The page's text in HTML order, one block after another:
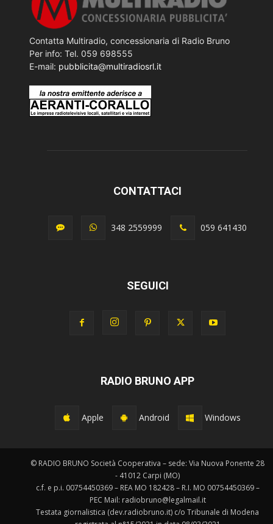
Contatta Multiradio, concessionaria di Radio Bruno
Per info: Tel. 059 698555
E-mail: pubblicita@multiradiosrl.it
CONTATTACI
348 2559999 059 641430
SEGUICI
RADIO BRUNO APP
Apple Android Windows
© RADIO BRUNO Società Cooperativa – sede: Via Nuova Ponente 28
- 41012 Carpi (MO)
c.f. e p.i. 00754450369 – REA MO 182428 – R.I. MO 00754450369 –
PEC Mail: radiobruno@legalmail.it
Testata giornalistica (dev.radiobruno.it) c/o Tribunale di Modena